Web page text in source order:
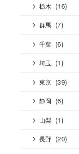
栃木 (16)
群馬 (7)
千葉 (6)
埼玉 (1)
東京 (39)
静岡 (6)
山梨 (1)
長野 (20)